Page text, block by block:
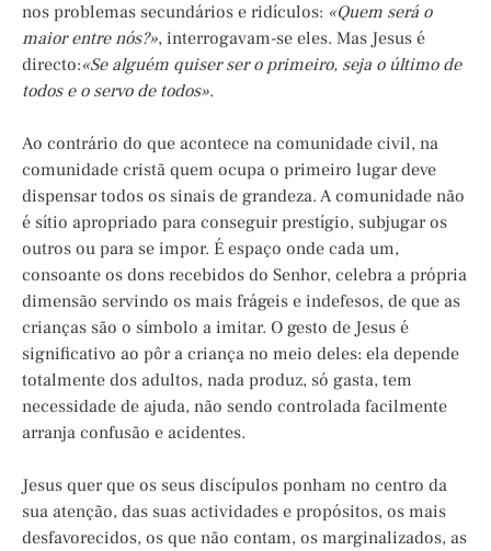
nos problemas secundários e ridículos: «Quem será o
maior entre nós?», interrogavam-se eles. Mas Jesus é
directo:«Se alguém quiser ser o primeiro, seja o último de
todos e o servo de todos».
Ao contrário do que acontece na comunidade civil, na
comunidade cristã quem ocupa o primeiro lugar deve
dispensar todos os sinais de grandeza. A comunidade não
é sítio apropriado para conseguir prestígio, subjugar os
outros ou para se impor. É espaço onde cada um,
consoante os dons recebidos do Senhor, celebra a própria
dimensão servindo os mais frágeis e indefesos, de que as
crianças são o símbolo a imitar. O gesto de Jesus é
significativo ao pôr a criança no meio deles: ela depende
totalmente dos adultos, nada produz, só gasta, tem
necessidade de ajuda, não sendo controlada facilmente
arranja confusão e acidentes.
Jesus quer que os seus discípulos ponham no centro da
sua atenção, das suas actividades e propósitos, os mais
desfavorecidos, os que não contam, os marginalizados, as